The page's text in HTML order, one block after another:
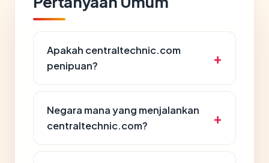
Apakah centraltechnic.com
penipuan?
Negara mana yang menjalankan
centraltechnic.com?